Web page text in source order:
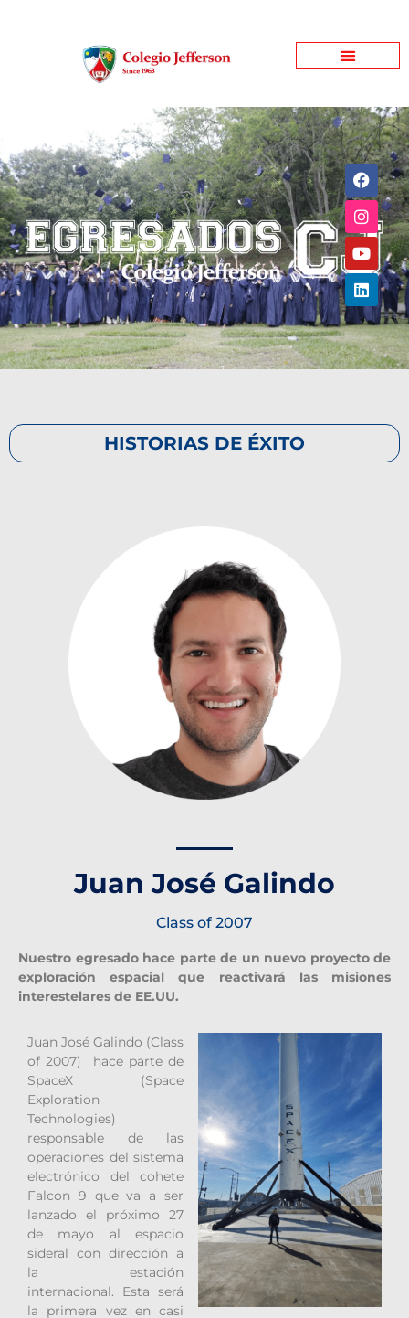
HISTORIAS DE ÉXITO
Juan José Galindo
Class of 2007
Nuestro egresado hace parte de un nuevo proyecto de
exploración espacial que reactivará las misiones
interestelares de EE.UU.
Juan José Galindo (Class
of 2007) hace parte de
SpaceX (Space
Exploration
Technologies)
responsable de las
operaciones del sistema
electrónico del cohete
Falcon 9 que va a ser
lanzado el próximo 27
de mayo al espacio
sideral con dirección a
la estación
internacional. Esta será
la primera vez en casi